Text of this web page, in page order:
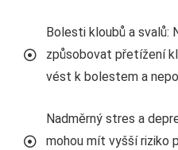
Bolesti kloubů a svalů:
způsobovat přetížení
vést k bolestem a
Nadměrný stres a
mohou mít vyšší riziko